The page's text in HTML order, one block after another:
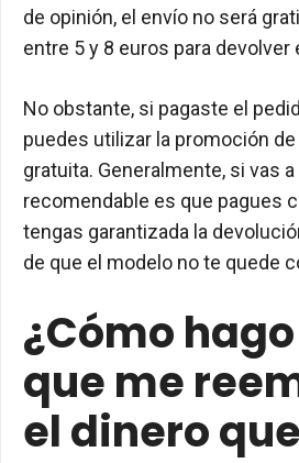
de opinión, el envío no será
entre 5 y 8 euros para devolver
No obstante, si pagaste el
puedes utilizar la promoción
gratuita. Generalmente, si vas
recomendable es que pagues
tengas garantizada la
de que el modelo no te quede
¿Cómo
que me
el dinero